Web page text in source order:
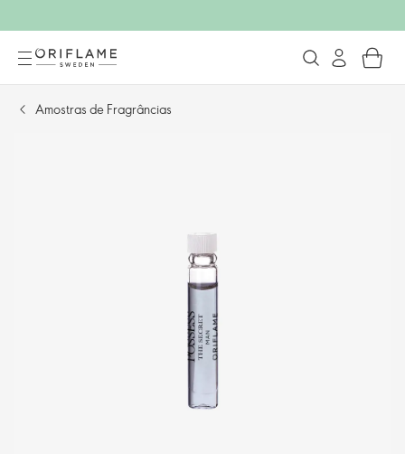
Amostras de Fragrâncias